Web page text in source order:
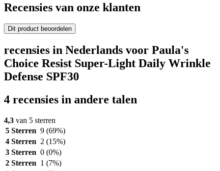
Recensies van onze klanten
Dit product beoordelen
recensies in Nederlands voor Paula's
Choice Resist Super-Light Daily Wrinkle
Defense SPF30
4 recensies in andere talen
4,3 van 5 sterren
5 Sterren 9 (69%)
4 Sterren 2 (15%)
3 Sterren 0 (0%)
2 Sterren 1 (7%)